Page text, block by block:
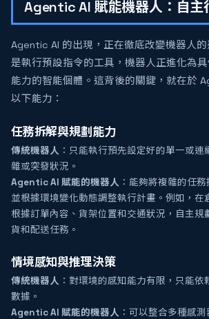
Agentic AI 賦能機器人：自主
Agentic AI 的出現，正在徹底改變機器人
是執行預設指令的工具，機器人正進化為
能力的智能個體。這背後的關鍵，就在於
以下能力：
任務拆解與規劃能力
傳統機器人 ：只能執行預先設定好的單一或
雜或突發狀況。
Agentic AI 賦能的機器人 ：能夠將複雜的任
並根據環境變化動態調整執行計畫。例如，在
根據訂單內容、貨架位置和交通狀況，自主規
貨和配送任務。
情境感知與推理決策
傳統機器人 ：對環境的感知能力有限，只能
數據。
Agentic AI 賦能的機器人 ：可以整合多種感